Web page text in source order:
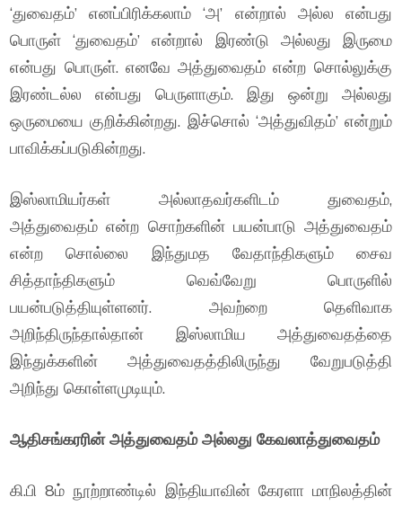
‘துவைதம்’ எனப்பிரிக்கலாம் ‘அ’ என்றால் அல்ல என்பது
பொருள் ‘துவைதம்’ என்றால் இரண்டு அல்லது இருமை
என்பது பொருள். எனவே அத்துவைதம் என்ற சொல்லுக்கு
இரண்டல்ல என்பது பெருளாகும். இது ஒன்று அல்லது
ஒருமையை குறிக்கின்றது. இச்சொல் ‘அத்துவிதம்’ என்றும்
பாவிக்கப்படுகின்றது.
இஸ்லாமியர்கள் அல்லாதவர்களிடம் துவைதம்,
அத்துவைதம் என்ற சொற்களின் பயன்பாடு அத்துவைதம்
என்ற சொல்லை இந்துமத வேதாந்திகளும் சைவ
சித்தாந்திகளும் வெவ்வேறு பொருளில்
பயன்படுத்தியுள்ளனர். அவற்றை தெளிவாக
அறிந்திருந்தால்தான் இஸ்லாமிய அத்துவைதத்தை
இந்துக்களின் அத்துவைதத்திலிருந்து வேறுபடுத்தி
அறிந்து கொள்ளமுடியும்.
ஆதிசங்கரரின் அத்துவைதம் அல்லது கேவலாத்துவைதம்
கி.பி 8ம் நூற்றாண்டில் இந்தியாவின் கேரளா மாநிலத்தின்